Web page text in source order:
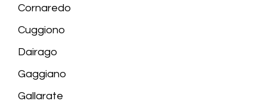
Cornaredo
Cuggiono
Dairago
Gaggiano
Gallarate